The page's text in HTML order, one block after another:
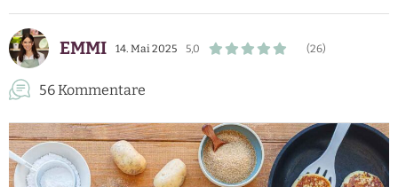
EMMI 14. Mai 2025 5,0 (26)
56 Kommentare